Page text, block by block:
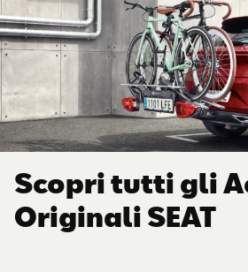
Scopri tutti gli
Originali SEAT